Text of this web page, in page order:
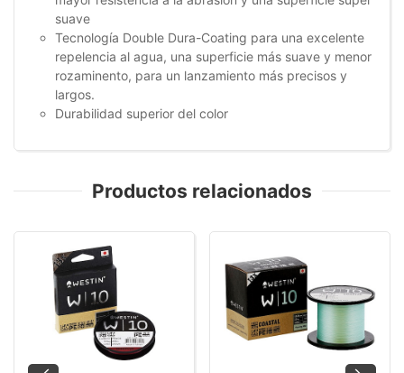
suave
Tecnología Double Dura-Coating para una excelente
repelencia al agua, una superficie más suave y menor
rozaminento, para un lanzamiento más precisos y
largos.
Durabilidad superior del color
Productos relacionados